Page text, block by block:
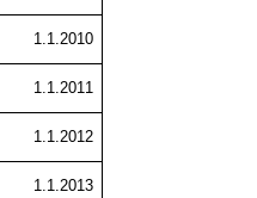
1.1.2010
1.1.2011
1.1.2012
1.1.2013